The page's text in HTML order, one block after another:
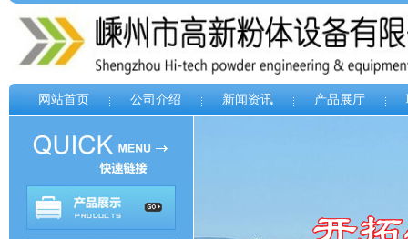
网站首页 公司介绍 新闻资讯 产品展厅